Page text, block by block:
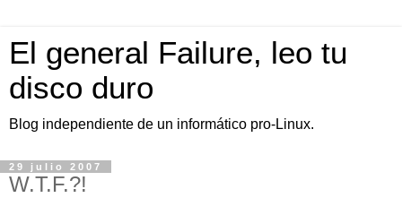
El general Failure, leo tu
disco duro
Blog independiente de un informático pro-Linux.
29 julio 2007
W.T.F.?!